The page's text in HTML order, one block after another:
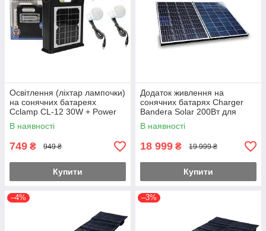
Освітлення (ліхтар лампочки)
на сонячних батареях
Cclamp CL-12 30W + Power
Bank
В наявності
749 ₴ 949 ₴
Купити
Додаток живлення на
сонячних батарях Charger
Bandera Solar 200Вт для
акумуляторних батарей Li-ion
В наявності
18 999 ₴ 19 999 ₴
Купити
–4% –3%